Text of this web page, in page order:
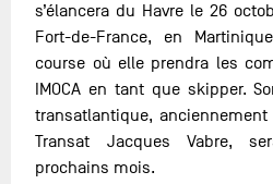
s’élancera du Havre le 26
Fort-de-France, en
course où elle prendra les
IMOCA en tant que skipper.
transatlantique,
Transat Jacques Vabre,
prochains mois.